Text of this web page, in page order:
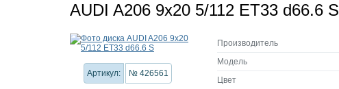
AUDI A206 9x20 5/112 ET33 d66.6 S
Артикул: № 426561
Производитель
Модель
Цвет